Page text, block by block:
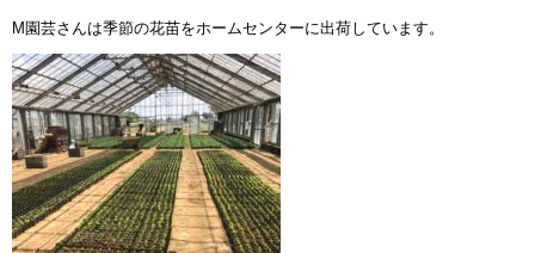
M園芸さんは季節の花苗をホームセンターに出荷しています。